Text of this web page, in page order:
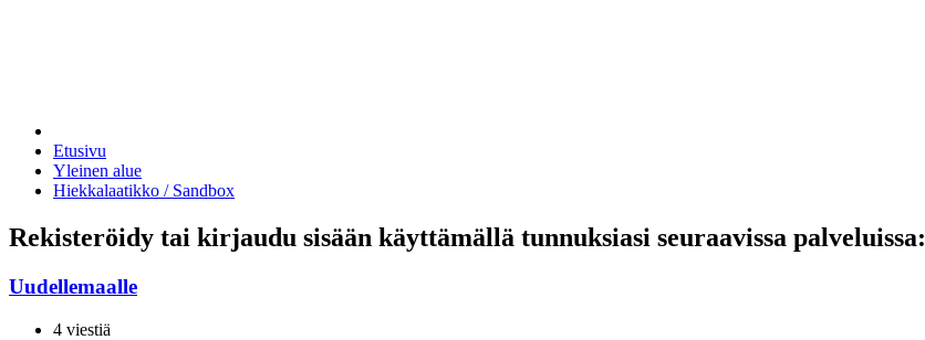
Etusivu
Yleinen alue
Hiekkalaatikko / Sandbox
Rekisteröidy tai kirjaudu sisään käyttämällä tunnuksiasi seuraavissa palveluissa:
Uudellemaalle
4 viestiä